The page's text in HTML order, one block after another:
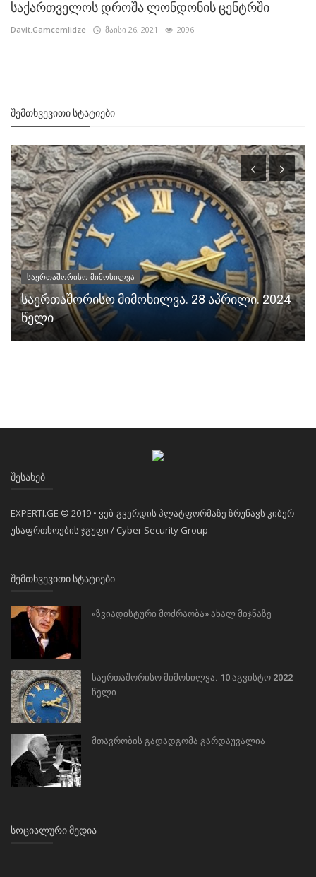
საქართველოს დროშა ლონდონის ცენტრში
Davit.Gamcemlidze მაისი 26, 2021 2096
ᲨᲔᲛᲗᲮᲕᲔᲕᲘᲗᲘ ᲡᲢᲐᲢᲘᲔᲑᲘ
საერთაშორისო მიმოხილვა
საერთაშორისო მიმოხილვა. 28 აპრილი. 2024
წელი
ᲨᲔᲡᲐᲮᲔᲑ
EXPERTI.GE © 2019 • ვებ-გვერდის პლატფორმაზე ზრუნავს კიბერ
უსაფრთხოების ჯგუფი / Cyber Security Group
ᲨᲔᲛᲗᲮᲕᲔᲕᲘᲗᲘ ᲡᲢᲐᲢᲘᲔᲑᲘ
«ზვიადისტური მოძრაობა» ახალ მიჯნაზე
საერთაშორისო მიმოხილვა. 10 აგვისტო 2022
წელი
მთავრობის გადადგომა გარდაუვალია
ᲡᲝᲪᲘᲐᲚᲣᲠᲘ ᲛᲔᲓᲘᲐ